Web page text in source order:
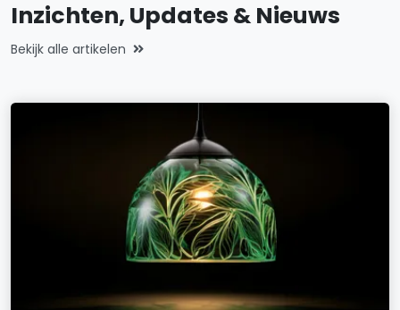
Inzichten, Updates & Nieuws
Bekijk alle artikelen